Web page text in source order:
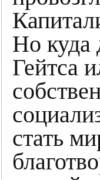
Но куда
Гейтса
стать